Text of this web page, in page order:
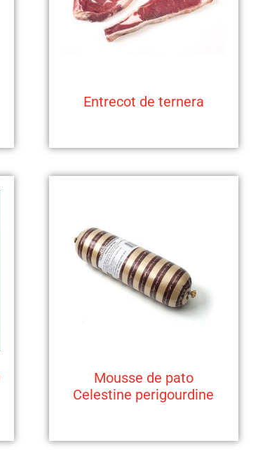
Entrecot de ternera
Mousse de pato
Celestine perigourdine